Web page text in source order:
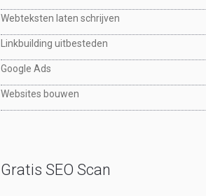
Webteksten laten schrijven
Linkbuilding uitbesteden
Google Ads
Websites bouwen
Gratis SEO Scan